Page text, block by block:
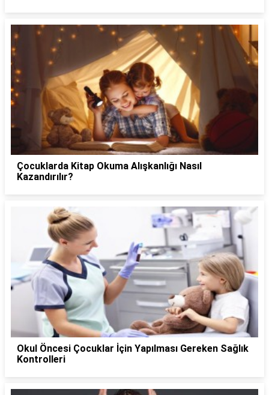
Çocuklarda Kitap Okuma Alışkanlığı Nasıl
Kazandırılır?
Okul Öncesi Çocuklar İçin Yapılması Gereken Sağlık
Kontrolleri